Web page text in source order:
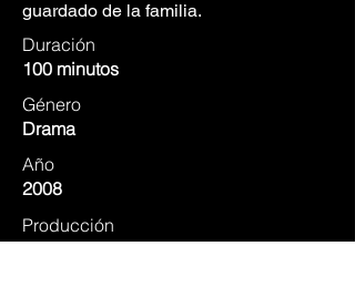
guardado de la familia.
Duración
100 minutos
Género
Drama
Año
2008
Producción